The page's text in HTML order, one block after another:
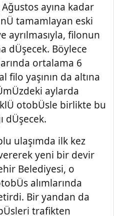
ayına kadar
tamamlayan eski
ayrılmasıyla, filonun
dÜşecek. Böylece
ortalama 6
yaşının da altına
aylarda
otobÜsle birlikte bu
dÜşecek.
ulaşımda ilk kez
yeni bir devir
Belediyesi, o
alımlarında
Bir yandan da
trafikten